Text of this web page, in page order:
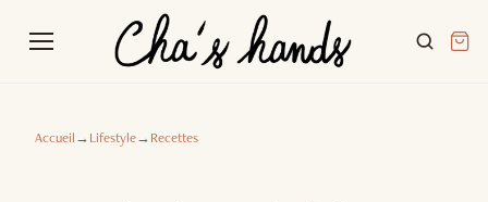
Accueil→Lifestyle→Recettes